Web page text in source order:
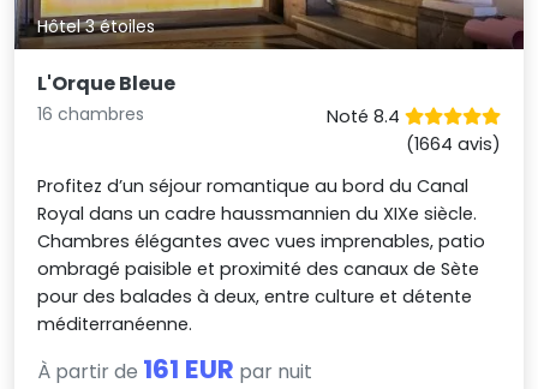
Hôtel 3 étoiles
L'Orque Bleue
16 chambres
Noté 8.4
(1664 avis)
Profitez d’un séjour romantique au bord du Canal
Royal dans un cadre haussmannien du XIXe siècle.
Chambres élégantes avec vues imprenables, patio
ombragé paisible et proximité des canaux de Sète
pour des balades à deux, entre culture et détente
méditerranéenne.
À partir de 161 EUR par nuit